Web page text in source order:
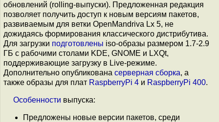
обновлений (rolling-выпуски). Предложенная редакция
позволяет получить доступ к новым версиям пакетов,
развиваемым для ветки OpenMandriva Lx 5, не
дожидаясь формирования классического дистрибутива.
Для загрузки подготовлены iso-образы размером 1.7-2.9
ГБ c рабочими столами KDE, GNOME и LXQt,
поддерживающие загрузку в Live-режиме.
Дополнительно опубликована серверная сборка, а
также образы для плат RaspberryPi 4 и RaspberryPi 400.
Особенности выпуска:
Предложены новые версии пакетов, среди